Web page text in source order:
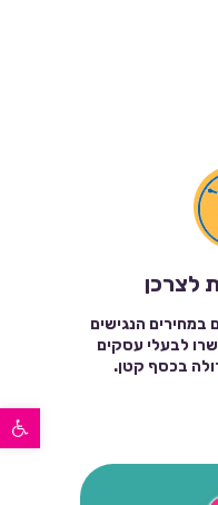
פתח סרגל נגישות
לצרכן
במחירים הנגישים
לבעלי עסקים
בכסף קטן.